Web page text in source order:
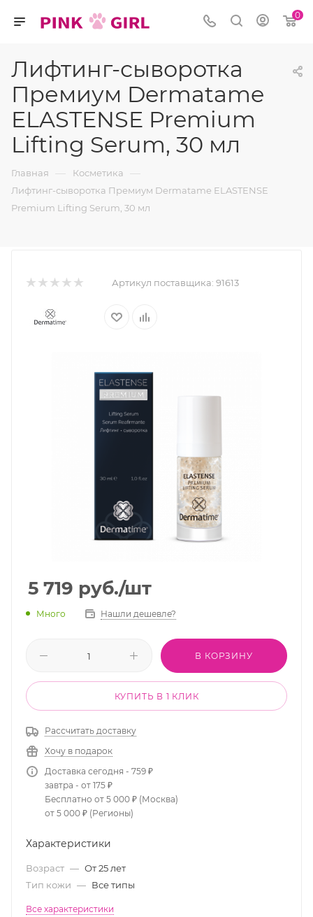
0
Лифтинг-сыворотка
Премиум Dermatame
ELASTENSE Premium
Lifting Serum, 30 мл
Главная — Косметика —
Лифтинг-сыворотка Премиум Dermatame ELASTENSE
Premium Lifting Serum, 30 мл
Артикул поставщика: 91613
5 719 руб./шт
Много Нашли дешевле?
В КОРЗИНУ
КУПИТЬ В 1 КЛИК
Рассчитать доставку
Хочу в подарок
Доставка сегодня - 759 ₽
завтра - от 175 ₽
Бесплатно от 5 000 ₽ (Москва)
от 5 000 ₽ (Регионы)
Характеристики
Возраст — От 25 лет
Тип кожи — Все типы
Все характеристики